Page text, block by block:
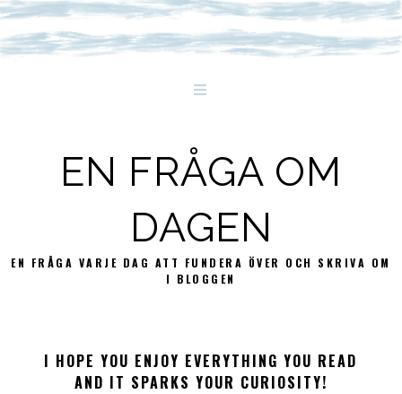
EN FRÅGA OM
DAGEN
EN FRÅGA VARJE DAG ATT FUNDERA ÖVER OCH SKRIVA OM
I BLOGGEN
I HOPE YOU ENJOY EVERYTHING YOU READ
AND IT SPARKS YOUR CURIOSITY!